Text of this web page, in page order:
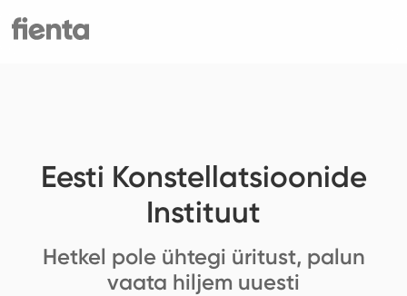
Eesti Konstellatsioonide
Instituut
Hetkel pole ühtegi üritust, palun
vaata hiljem uuesti